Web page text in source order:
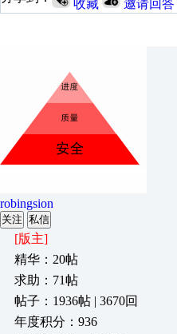
收藏 邀请回答
robingsion
关注 私信
[版主]
精华：20帖
求助：71帖
帖子：1936帖 | 3670回
年度积分：936